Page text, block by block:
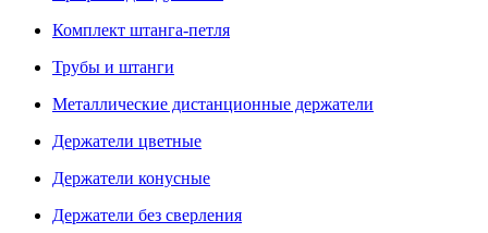
Комплект штанга-петля
Трубы и штанги
Металлические дистанционные держатели
Держатели цветные
Держатели конусные
Держатели без сверления